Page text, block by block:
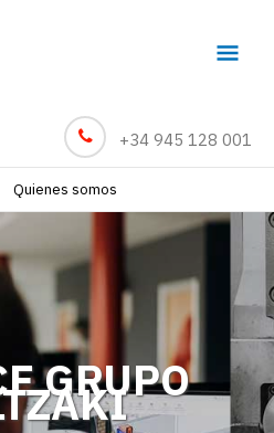
+34 945 128 001
Quienes somos
GRUPO